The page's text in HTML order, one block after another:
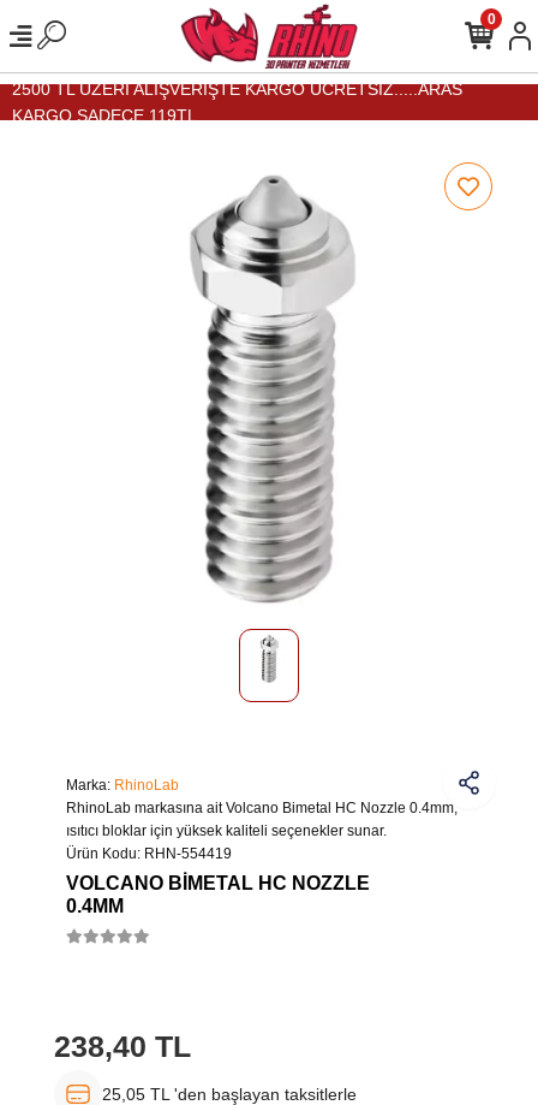
2500 TL ÜZERİ ALIŞVERİŞTE KARGO ÜCRETSİZ.....ARAS
KARGO SADECE 119TL...
0
Marka: RhinoLab
RhinoLab markasına ait Volcano Bimetal HC Nozzle 0.4mm,
ısıtıcı bloklar için yüksek kaliteli seçenekler sunar.
Ürün Kodu: RHN-554419
VOLCANO BIMETAL HC NOZZLE
0.4MM
238,40 TL
25,05 TL 'den başlayan taksitlerle